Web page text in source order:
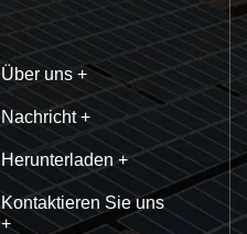
Über uns +
Nachricht +
Herunterladen +
Kontaktieren Sie uns
+